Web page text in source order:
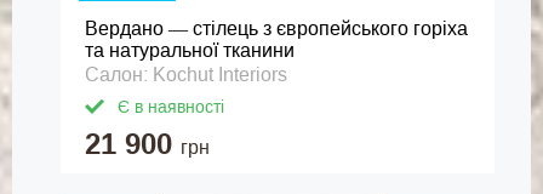
Вердано — стілець з європейського горіха
та натуральної тканини
Салон: Kochut Interiors
Є в наявності
21 900 грн